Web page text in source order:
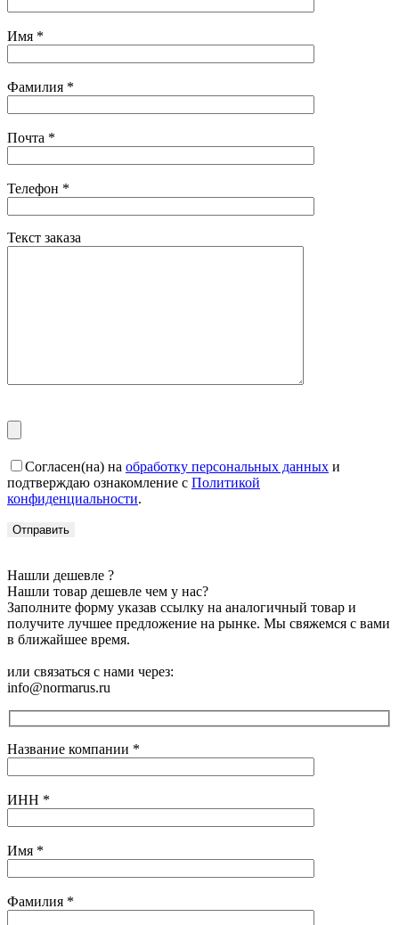
Имя *
Фамилия *
Почта *
Телефон *
Текст заказа
Согласен(на) на обработку персональных данных и
подтверждаю ознакомление с Политикой
конфиденциальности.
Нашли дешевле ?
Нашли товар дешевле чем у нас?
Заполните форму указав ссылку на аналогичный товар и
получите лучшее предложение на рынке. Мы свяжемся с вами
в ближайшее время.
или связаться с нами через:
info@normarus.ru
Название компании *
ИНН *
Имя *
Фамилия *